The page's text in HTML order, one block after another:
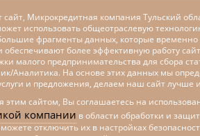
сайт, Микрокредитная компания Тульский
использовать общеотраслевую
фрагменты данных, которые
обеспечивают более эффективную работу
малого предпринимательства для сбора
Аналитика. На основе этих данных мы
и предложения, делаем наш сайт лучше
этим сайтом, Вы соглашаетесь на
компании в области обработки и
отключить их в настройках